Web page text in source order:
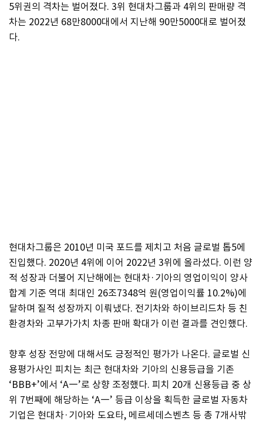
5위권의 격차는 벌어졌다. 3위 현대차그룹과 4위의 판매량 격
차는 2022년 68만8000대에서 지난해 90만5000대로 벌어졌
다.
현대차그룹은 2010년 미국 포드를 제치고 처음 글로벌 톱5에
진입했다. 2020년 4위에 이어 2022년 3위에 올라섰다. 이런 양
적 성장과 더불어 지난해에는 현대차·기아의 영업이익이 양사
합계 기준 역대 최대인 26조7348억 원(영업이익률 10.2%)에
달하며 질적 성장까지 이뤄냈다. 전기차와 하이브리드차 등 친
환경차와 고부가가치 차종 판매 확대가 이런 결과를 견인했다.
향후 성장 전망에 대해서도 긍정적인 평가가 나온다. 글로벌 신
용평가사인 피치는 최근 현대차와 기아의 신용등급을 기존
‘BBB+’에서 ‘A―’로 상향 조정했다. 피치 20개 신용등급 중 상
위 7번째에 해당하는 ‘A―’ 등급 이상을 획득한 글로벌 자동차
기업은 현대차·기아와 도요타, 메르세데스벤츠 등 총 7개사밖